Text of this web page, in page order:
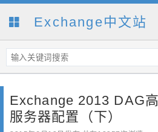
Exchange中文站
Exchange 2013 DAG
服务器配置（下）